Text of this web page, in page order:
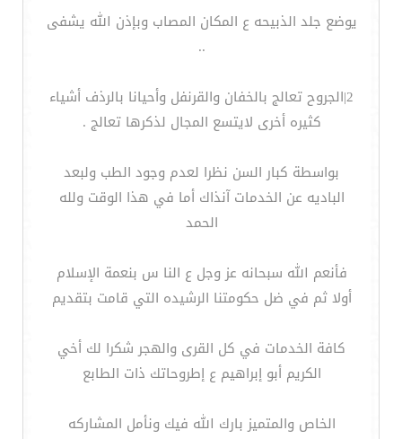
يوضع جلد الذبيحه ع المكان المصاب وبإذن الله يشفى
..
2|الجروح تعالج بالخفان والقرنفل وأحيانا بالرذف أشياء
كثيره أخرى لايتسع المجال لذكرها تعالج .
بواسطة كبار السن نظرا لعدم وجود الطب ولبعد
الباديه عن الخدمات آنذاك أما في هذا الوقت ولله
الحمد
فأنعم الله سبحانه عز وجل ع النا س بنعمة الإسلام
أولا ثم في ضل حكومتنا الرشيده التي قامت بتقديم
كافة الخدمات في كل القرى والهجر شكرا لك أخي
الكريم أبو إبراهيم ع إطروحاتك ذات الطابع
الخاص والمتميز بارك الله فيك ونأمل المشاركه